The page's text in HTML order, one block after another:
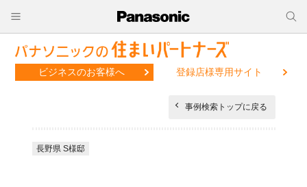
ビジネスのお客様へ 登録店様専用サイト
事例検索トップに戻る
長野県 S様邸